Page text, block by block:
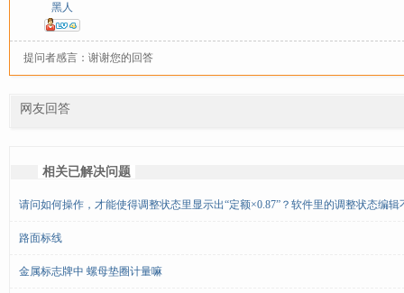
黑人
提问者感言：谢谢您的回答
网友回答
相关已解决问题
请问如何操作，才能使得调整状态里显示出“定额×0.87”？软件里的调整状态编辑
路面标线
金属标志牌中 螺母垫圈计量嘛